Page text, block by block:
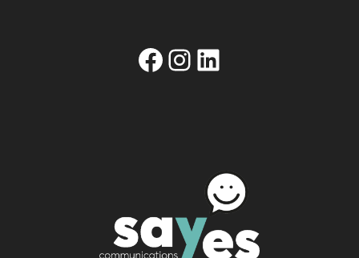
Facebook
Instagram
Linkedin